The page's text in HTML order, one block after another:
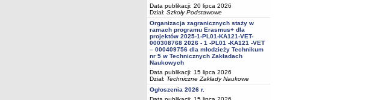
Data publikacji: 20 lipca 2026
Dział: Szkoły Podstawowe
Organizacja zagranicznych staży w
ramach programu Erasmus+ dla
projektów 2025-1-PL01-KA121-VET-
000308768 2026 - 1 -PL01 -KA121 -VET
– 000409756 dla młodzieży Technikum
nr 5 w Technicznych Zakładach
Naukowych
Data publikacji: 15 lipca 2026
Dział: Techniczne Zakłady Naukowe
Ogłoszenia 2026 r.